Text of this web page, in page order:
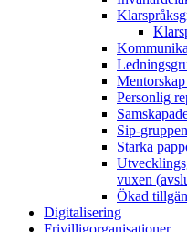
Personlig
Sip-
Starka
vuxen
Ökad
Digitalisering